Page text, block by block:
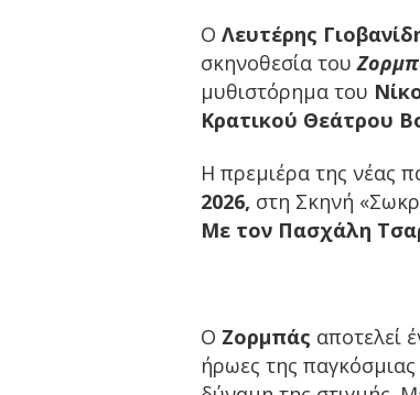
Ο Λευτέρης
σκηνοθεσία του
μυθιστόρημα του
Κρατικού Θεάτρου
Η πρεμιέρα της νέας
2026, στη Σκηνή
Με τον Πασχάλη
Ο Ζορμπάς αποτελεί
ήρωες της